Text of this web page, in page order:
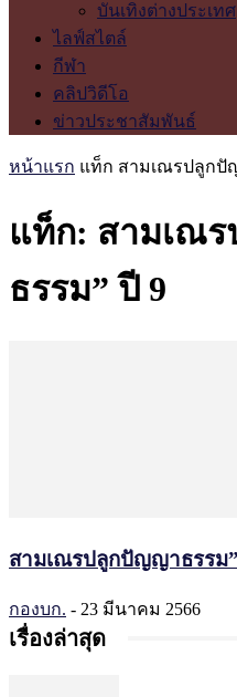
บันเทิงต่างประเทศ
ไลฟ์สไตล์
กีฬา
คลิปวิดีโอ
ข่าวประชาสัมพันธ์
หน้าแรก แท็ก สามเณรปลูกปั
แท็ก: สามเณ
ธรรม” ปี 9
สามเณรปลูกปัญญาธรรม
กองบก. - 23 มีนาคม 2566
เรื่องล่าสุด